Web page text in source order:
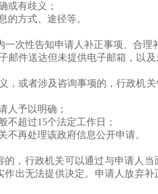
或有歧义；
的方式、途径等。
次性告知申请人补正事项、合理
邮件送达但未提供电子邮箱，以
或者涉及咨询事项的，行政机关
人予以明确；
不超过15个法定工作日；
不再处理该政府信息公开申请。
，行政机关可以通过与申请人
出无法提供决定。申请人放弃